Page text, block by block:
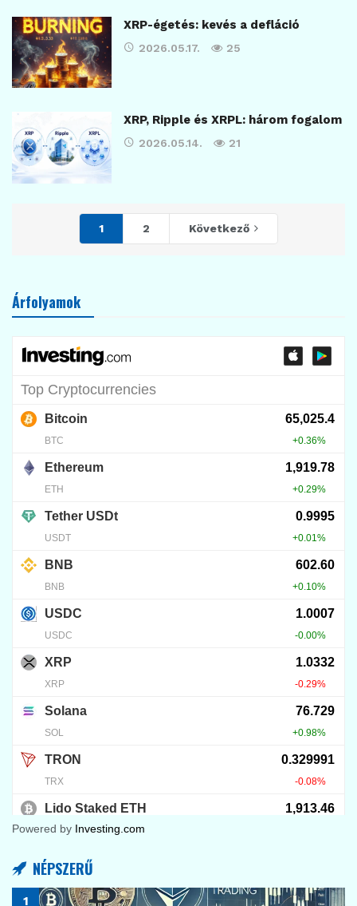
XRP-égetés: kevés a defláció
2026.05.17. 25
XRP, Ripple és XRPL: három fogalom
2026.05.14. 21
1 2 Következő
Árfolyamok
Powered by Investing.com
NÉPSZERŰ